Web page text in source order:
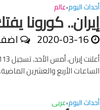
أحداث اليوم•عالم
إيران.. كورونا يفتك بـ113 شخصا
2020-03-16
الساعات الأربع والعشرين
أحداث اليوم•عربى